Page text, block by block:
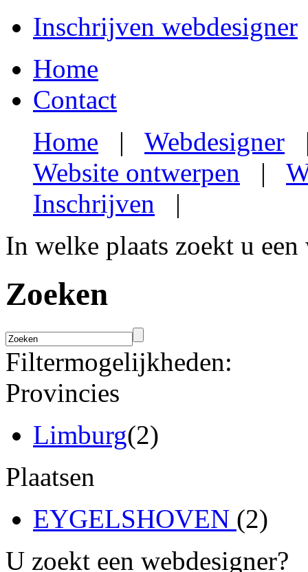
Inschrijven webdesigner
Home
Contact
Home | Webdesigner
Website ontwerpen |
Inschrijven |
In welke plaats zoekt u een
Zoeken
Filtermogelijkheden:
Provincies
Limburg(2)
Plaatsen
EYGELSHOVEN (2)
U zoekt een webdesigner?